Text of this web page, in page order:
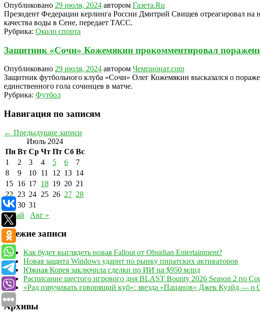
Опубликовано 29 июля, 2024 автором Газета.Ru
Президент Федерации керлинга России Дмитрий Свищев отреагировал на
качества воды в Сене, передает ТАСС.
Рубрика: Около спорта
Защитник «Сочи» Кожемякин прокомментировал
Опубликовано 29 июля, 2024 автором Чемпионат.com
Защитник футбольного клуба «Сочи» Олег Кожемякин высказался о
единственного гола сочинцев в матче.
Рубрика: Футбол
Навигация по записям
← Предыдущие записи
Июль 2024
Пн Вт Ср Чт Пт Сб Вс
1
2 3 4 5 6
7
8
9 10 11 12 13 14
15 16 17 18 19 20 21
22
23 24 25 26 27 28
29 30 31
« Май
Авг »
Свежие записи
Как будет выглядеть новая Fallout от Obsidian Entertainment?
Новая защита Windows ударит по рынку пиратских активаторов
Южная Корея заключила сделки по ИИ на $950 млрд
Расписание шестого игрового дня BLAST Bounty 2026 Season 2 по
«Рад озвучивать говорящий куб»: звезда «Пацанов» Джек Куэйд — о
Архивы